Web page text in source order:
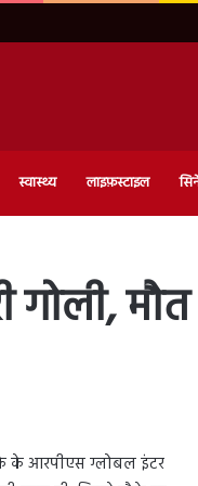
स्वास्थ्य लाइफ़स्टाइल
मौत
के आरपीएस ग्लोबल इंटर